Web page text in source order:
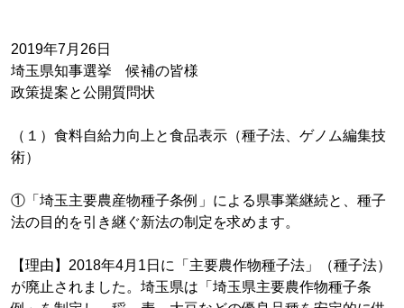
2019年7月26日
埼玉県知事選挙 候補の皆様
政策提案と公開質問状
（１）食料自給力向上と食品表示（種子法、ゲノム編集技
術）
①「埼玉主要農産物種子条例」による県事業継続と、種子
法の目的を引き継ぐ新法の制定を求めます。
【理由】2018年4月1日に「主要農作物種子法」（種子法）
が廃止されました。埼玉県は「埼玉県主要農作物種子条